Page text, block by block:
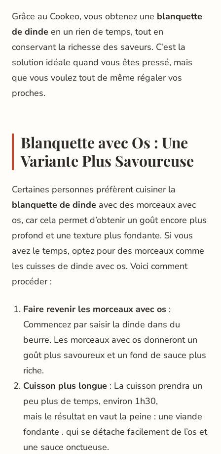
Grâce au Cookeo, vous obtenez une blanquette
de dinde en un rien de temps, tout en
conservant la richesse des saveurs. C’est la
solution idéale quand vous êtes pressé, mais
que vous voulez tout de même régaler vos
proches.
Blanquette avec Os : Une
Variante Plus Savoureuse
Certaines personnes préfèrent cuisiner la
blanquette de dinde avec des morceaux avec
os, car cela permet d’obtenir un goût encore plus
profond et une texture plus fondante. Si vous
avez le temps, optez pour des morceaux comme
les cuisses de dinde avec os. Voici comment
procéder :
Faire revenir les morceaux avec os:
Commencez par saisir la dinde dans du
beurre. Les morceaux avec os donneront un
goût plus savoureux et un fond de sauce plus
riche.
Cuisson plus longue: La cuisson prendra un
peu plus de temps, environ 1h30,
mais le résultat en vaut la peine : une viande
fondante . qui se détache facilement de l’os et
une sauce onctueuse.